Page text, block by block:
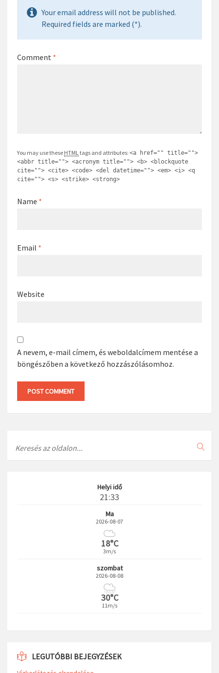
Your email address will not be published.
Required fields are marked (*).
Comment *
You may use these HTMLtags and attributes: <a href="" title="">
<abbr title=""> <acronym title=""> <b> <blockquote
cite=""> <cite> <code> <del datetime=""> <em> <i> <q
cite=""> <s> <strike> <strong>
Name *
Email *
Website
A nevem, e-mail címem, és weboldalcímem mentése a
böngészőben a következő hozzászólásomhoz.
Helyi idő
21:33
Ma
2026-08-07
18°C
3m/s
szombat
2026-08-08
30°C
11m/s
LEGUTÓBBI BEJEGYZÉSEK